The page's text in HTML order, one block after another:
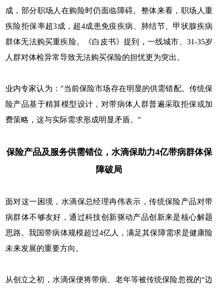
成，部分职场人在购险时仍面临障碍。整体来看，职场人重
疾险拒保率超3成，超4成患免疫疾病、肺结节、甲状腺疾病
群体无法购买重疾险。《白皮书》提到，一线城市、31-35岁
人群对体检异常导致无法购买保险的担忧更为突出。
业内专家认为："当前保险市场存在明显的供需错配。传统保
险产品基于精算模型设计，对带病体人群普遍采取拒保或加
费策略，这与实际需求形成明显矛盾。"
保险产品及服务供需错位，水滴保助力4亿带病群体保
障破局
面对这一困境，水滴保总经理冉伟表示，传统保险产品对带
病群体不够友好，通过科技创新驱动产品创新来是核心解题
思路。我国带病体规模超过4亿人，满足其保障需求是健康险
未来发展的重要方向。
从创立之初，水滴保便将带病、老年等被传统保险忽视的“边